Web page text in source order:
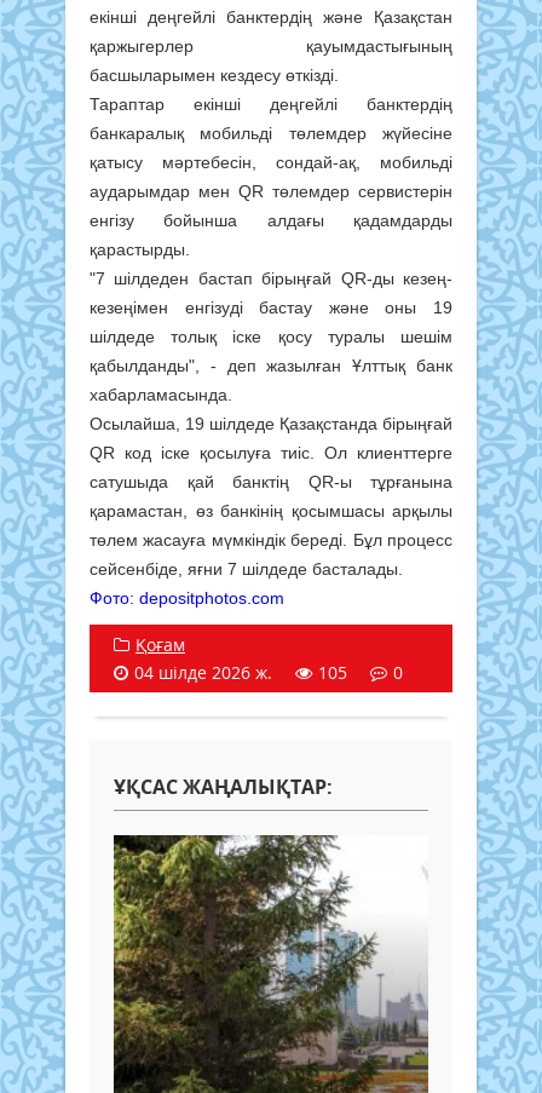
екінші деңгейлі банктердің және Қазақстан
қаржыгерлер қауымдастығының
басшыларымен кездесу өткізді.
Тараптар екінші деңгейлі банктердің
банкаралық мобильді төлемдер жүйесіне
қатысу мәртебесін, сондай-ақ, мобильді
аударымдар мен QR төлемдер сервистерін
енгізу бойынша алдағы қадамдарды
қарастырды.
"7 шілдеден бастап бірыңғай QR-ды кезең-
кезеңімен енгізуді бастау және оны 19
шілдеде толық іске қосу туралы шешім
қабылданды", - деп жазылған Ұлттық банк
хабарламасында.
Осылайша, 19 шілдеде Қазақстанда бірыңғай
QR код іске қосылуға тиіс. Ол клиенттерге
сатушыда қай банктің QR-ы тұрғанына
қарамастан, өз банкінің қосымшасы арқылы
төлем жасауға мүмкіндік береді. Бұл процесс
сейсенбіде, яғни 7 шілдеде басталады.
Фото: depositphotos.com
Қоғам
04 шілде 2026 ж.
105 0
ҰҚСАС ЖАҢАЛЫҚТАР: